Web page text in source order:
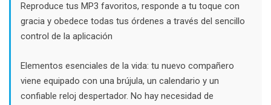
Reproduce tus MP3 favoritos, responde a tu toque con
gracia y obedece todas tus órdenes a través del sencillo
control de la aplicación
Elementos esenciales de la vida: tu nuevo compañero
viene equipado con una brújula, un calendario y un
confiable reloj despertador. No hay necesidad de